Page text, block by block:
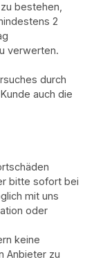
bestehen,
2
verwerten.
durch
auch die
bitte sofort bei
mit uns
oder
keine
Anbieter zu